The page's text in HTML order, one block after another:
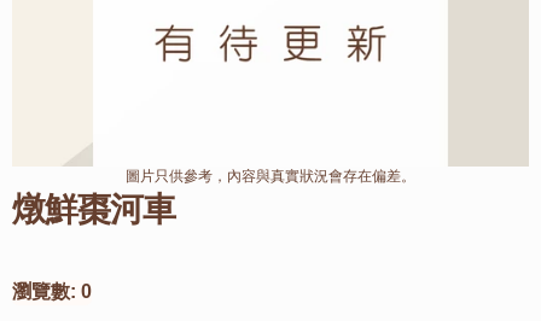
燉鮮棗河車
瀏覽數: 0
圖片只供參考，內容與真實狀況會存在偏差。